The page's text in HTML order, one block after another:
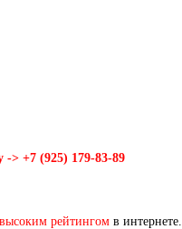
-> +7 (925) 179-83-89
рейтингом в